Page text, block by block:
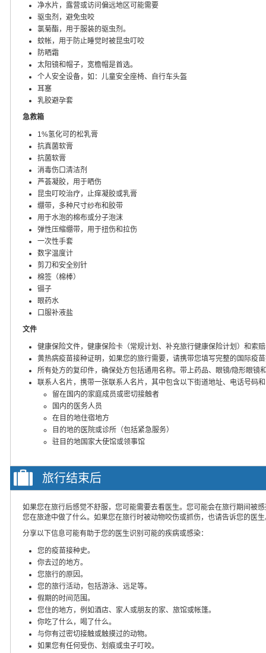
净水片，露营或访问偏远地区可能需要
驱虫剂，避免虫咬
氯菊酯，用于服装的驱虫剂。
蚊帐，用于防止睡觉时被昆虫叮咬
防晒霜
太阳镜和帽子，宽檐帽是首选。
个人安全设备，如：儿童安全座椅、自行车头盔
耳塞
乳胶避孕套
急救箱
1%氢化可的松乳膏
抗真菌软膏
抗菌软膏
消毒伤口清洁剂
芦荟凝胶，用于晒伤
昆虫叮咬治疗，止痒凝胶或乳膏
绷带，多种尺寸纱布和胶带
用于水泡的棉布或分子泡沫
弹性压缩绷带，用于扭伤和拉伤
一次性手套
数字温度计
剪刀和安全别针
棉签（棉棒）
镊子
眼药水
口服补液盐
文件
健康保险文件，健康保险卡（常规计划、补充旅行健康保险计划）和索
黄热病疫苗接种证明，如果您的旅行需要，请携带您填写完整的国际疫
所有处方的复印件，确保处方包括通用名称。带上药品、眼镜/隐形眼镜
联系人名片，携带一张联系人名片，其中包含以下街道地址、电话号码
留在国内的家庭成员或密切接触者
国内的医务人员
在目的地住宿地方
目的地的医院或诊所（包括紧急服务）
驻目的地国家大使馆或领事馆
旅行结束后
如果您在旅行后感觉不舒服，您可能需要去看医生。您可能会在旅行期间被
您在旅途中做了什么。如果您在旅行时被动物咬伤或抓伤，也请告诉您的医
分享以下信息可能有助于您的医生识别可能的疾病或感染：
您的疫苗接种史。
你去过的地方。
您旅行的原因。
您的旅行活动，包括游泳、远足等。
假期的时间范围。
您住的地方，例如酒店、家人或朋友的家、旅馆或帐篷。
你吃了什么，喝了什么。
与你有过密切接触或触摸过的动物。
如果您有任何受伤、划痕或虫子叮咬。